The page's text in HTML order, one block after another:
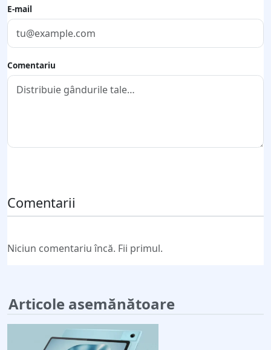
E-mail
Comentariu
Comentarii
Niciun comentariu încă. Fii primul.
Articole asemănătoare